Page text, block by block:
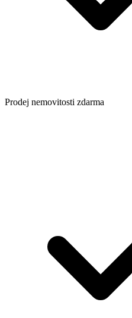
Prodej nemovitosti zdarma